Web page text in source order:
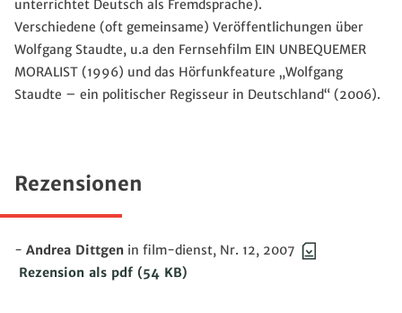
unterrichtet Deutsch als Fremdsprache).
Verschiedene (oft gemeinsame) Veröffentlichungen über
Wolfgang Staudte, u.a den Fernsehfilm EIN UNBEQUEMER
MORALIST (1996) und das Hörfunkfeature „Wolfgang
Staudte – ein politischer Regisseur in Deutschland“ (2006).
Rezensionen
- Andrea Dittgen in film-dienst, Nr. 12, 2007
Rezension als pdf (54 KB)